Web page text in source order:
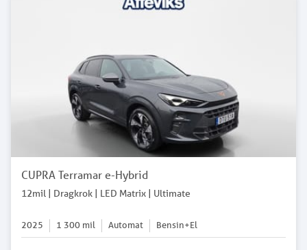
CUPRA Terramar e-Hybrid
12mil | Dragkrok | LED Matrix | Ultimate
2025 1 300 mil Automat Bensin+El